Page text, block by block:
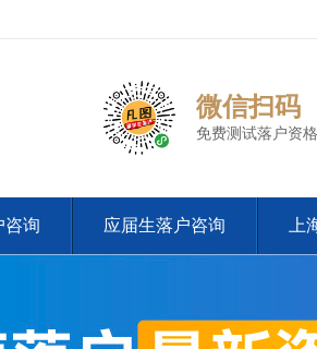
微信扫码
免费测试落户资格
咨询 应届生落户咨询 上